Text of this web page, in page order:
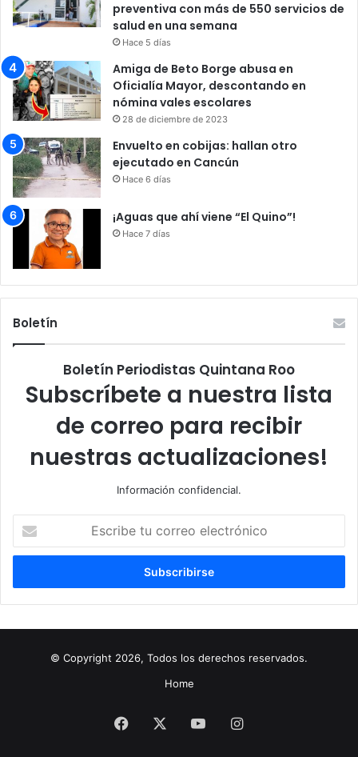
preventiva con más de 550 servicios de
salud en una semana
Hace 5 días
Amiga de Beto Borge abusa en
Oficialía Mayor, descontando en
nómina vales escolares
28 de diciembre de 2023
Envuelto en cobijas: hallan otro
ejecutado en Cancún
Hace 6 días
¡Aguas que ahí viene “El Quino”!
Hace 7 días
Boletín
Boletín Periodistas Quintana Roo
Subscríbete a nuestra lista
de correo para recibir
nuestras actualizaciones!
Información confidencial.
correo
© Copyright 2026, Todos los derechos reservados.
Home
Facebook YouTubeInstagram